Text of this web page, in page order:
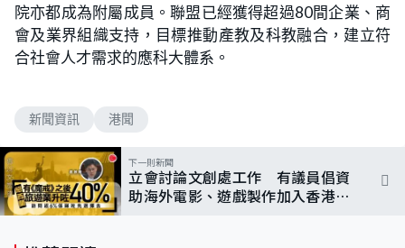
院亦都成為附屬成員。聯盟已經獲得超過80間企業、商
會及業界組織支持，目標推動產教及科教融合，建立符
合社會人才需求的應科大體系。
新聞資訊 港聞
下一則新聞
立會討論文創處工作 有議員倡資
助海外電影、遊戲製作加入香港場